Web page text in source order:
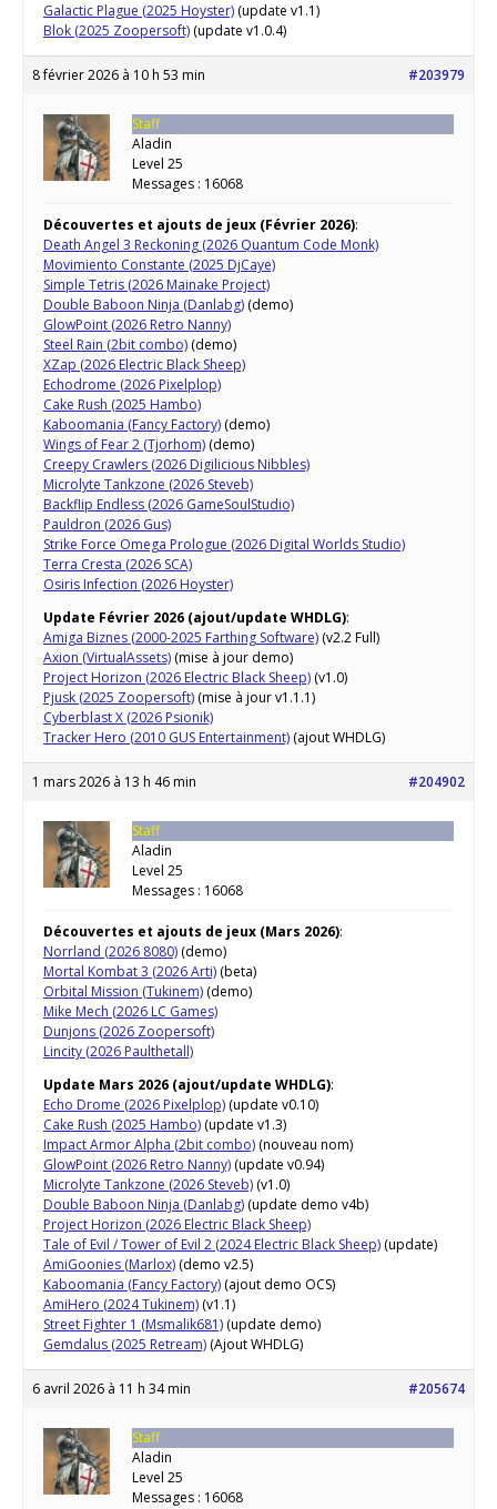
Galactic Plague (2025 Hoyster) (update v1.1)
Blok (2025 Zoopersoft) (update v1.0.4)
8 février 2026 à 10 h 53 min #203979
Staff
Aladin
Level 25
Messages : 16068
Découvertes et ajouts de jeux (Février 2026):
Death Angel 3 Reckoning (2026 Quantum Code Monk)
Movimiento Constante (2025 DjCaye)
Simple Tetris (2026 Mainake Project)
Double Baboon Ninja (Danlabg) (demo)
GlowPoint (2026 Retro Nanny)
Steel Rain (2bit combo) (demo)
XZap (2026 Electric Black Sheep)
Echodrome (2026 Pixelplop)
Cake Rush (2025 Hambo)
Kaboomania (Fancy Factory) (demo)
Wings of Fear 2 (Tjorhom) (demo)
Creepy Crawlers (2026 Digilicious Nibbles)
Microlyte Tankzone (2026 Steveb)
Backflip Endless (2026 GameSoulStudio)
Pauldron (2026 Gus)
Strike Force Omega Prologue (2026 Digital Worlds Studio)
Terra Cresta (2026 SCA)
Osiris Infection (2026 Hoyster)
Update Février 2026 (ajout/update WHDLG):
Amiga Biznes (2000-2025 Farthing Software) (v2.2 Full)
Axion (VirtualAssets) (mise à jour demo)
Project Horizon (2026 Electric Black Sheep) (v1.0)
Pjusk (2025 Zoopersoft) (mise à jour v1.1.1)
Cyberblast X (2026 Psionik)
Tracker Hero (2010 GUS Entertainment) (ajout WHDLG)
1 mars 2026 à 13 h 46 min #204902
Staff
Aladin
Level 25
Messages : 16068
Découvertes et ajouts de jeux (Mars 2026):
Norrland (2026 8080) (demo)
Mortal Kombat 3 (2026 Arti) (beta)
Orbital Mission (Tukinem) (demo)
Mike Mech (2026 LC Games)
Dunjons (2026 Zoopersoft)
Lincity (2026 Paulthetall)
Update Mars 2026 (ajout/update WHDLG):
Echo Drome (2026 Pixelplop) (update v0.10)
Cake Rush (2025 Hambo) (update v1.3)
Impact Armor Alpha (2bit combo) (nouveau nom)
GlowPoint (2026 Retro Nanny) (update v0.94)
Microlyte Tankzone (2026 Steveb) (v1.0)
Double Baboon Ninja (Danlabg) (update demo v4b)
Project Horizon (2026 Electric Black Sheep)
Tale of Evil / Tower of Evil 2 (2024 Electric Black Sheep) (update)
AmiGoonies (Marlox) (demo v2.5)
Kaboomania (Fancy Factory) (ajout demo OCS)
AmiHero (2024 Tukinem) (v1.1)
Street Fighter 1 (Msmalik681) (update demo)
Gemdalus (2025 Retream) (Ajout WHDLG)
6 avril 2026 à 11 h 34 min #205674
Staff
Aladin
Level 25
Messages : 16068